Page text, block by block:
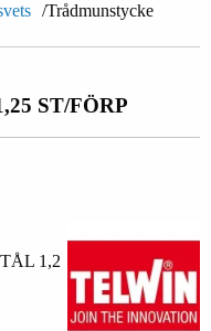
Trådmunstycke
5 ST/FÖRP
1,2